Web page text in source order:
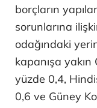
borçların
sorunlarına
odağındaki
kapanışa
yüzde 0,4,
0,6 ve Güney